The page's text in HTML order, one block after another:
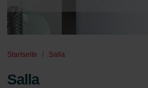
Startseite Salla
Salla